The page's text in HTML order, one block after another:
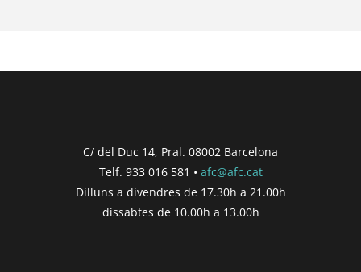
C/ del Duc 14, Pral. 08002 Barcelona
Telf. 933 016 581 • afc@afc.cat
Dilluns a divendres de 17.30h a 21.00h
dissabtes de 10.00h a 13.00h